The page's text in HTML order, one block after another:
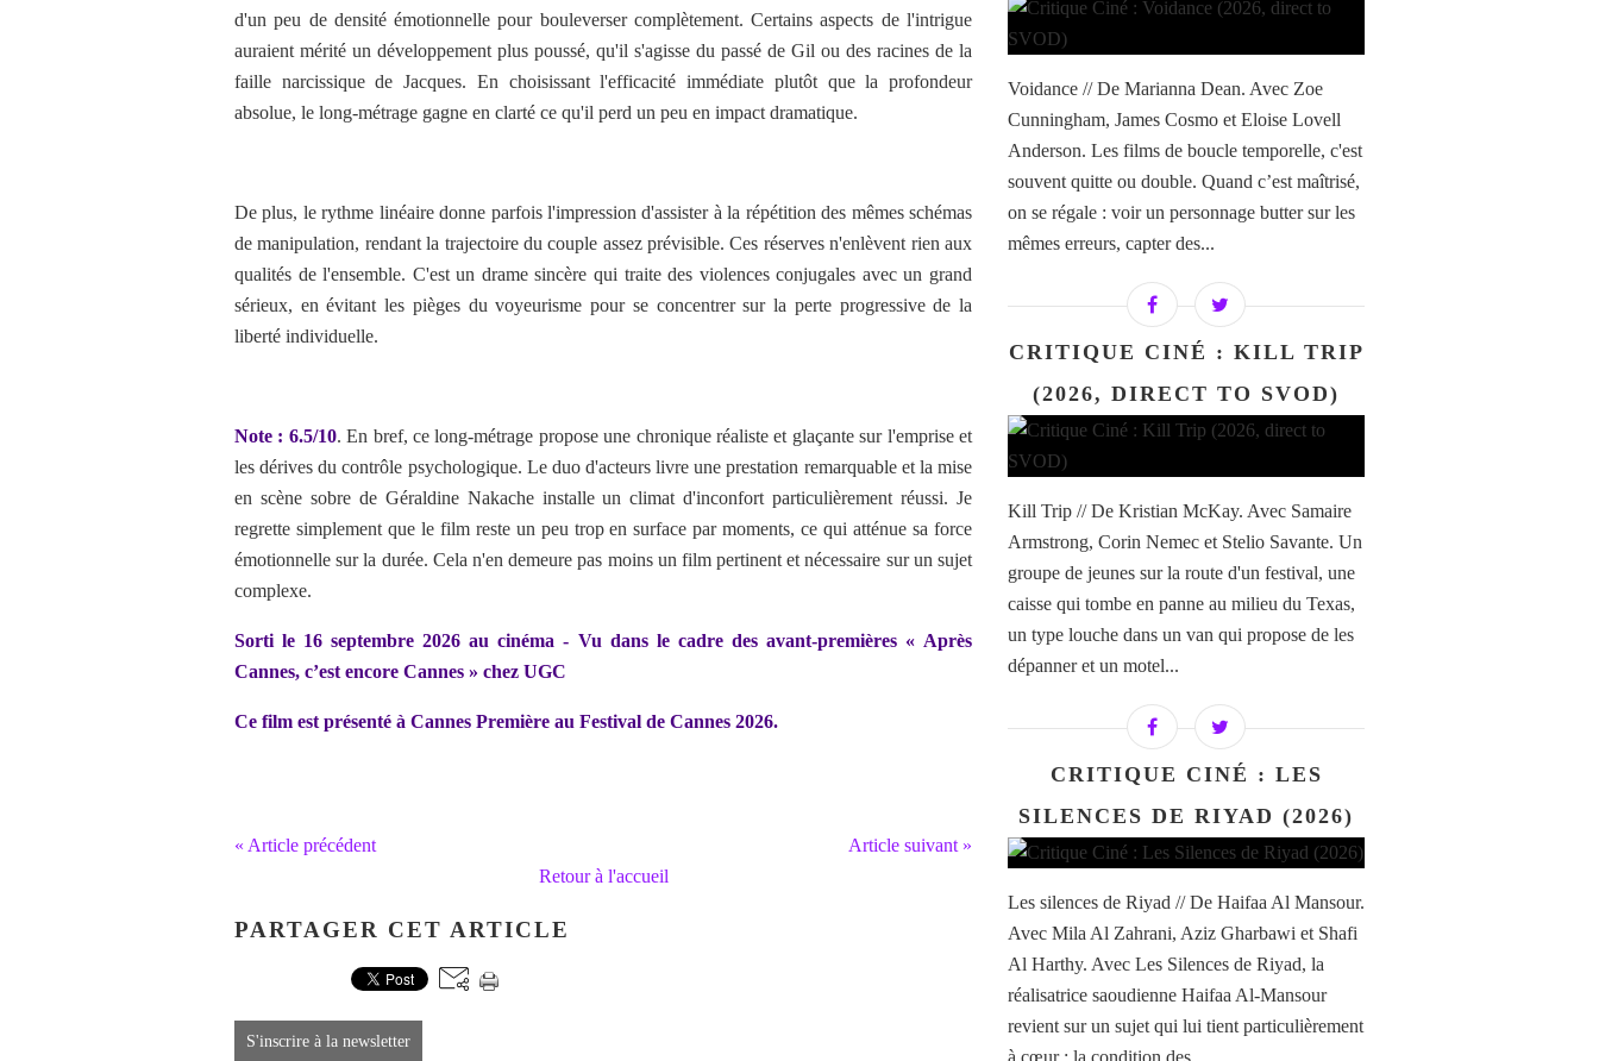
d'un peu de densité émotionnelle pour bouleverser complètement. Certains aspects de l'intrigue
auraient mérité un développement plus poussé, qu'il s'agisse du passé de Gil ou des racines de la
faille narcissique de Jacques. En choisissant l'efficacité immédiate plutôt que la profondeur
absolue, le long-métrage gagne en clarté ce qu'il perd un peu en impact dramatique.
De plus, le rythme linéaire donne parfois l'impression d'assister à la répétition des mêmes schémas
de manipulation, rendant la trajectoire du couple assez prévisible. Ces réserves n'enlèvent rien aux
qualités de l'ensemble. C'est un drame sincère qui traite des violences conjugales avec un grand
sérieux, en évitant les pièges du voyeurisme pour se concentrer sur la perte progressive de la
liberté individuelle.
Note : 6.5/10.En bref, ce long-métrage propose une chronique réaliste et glaçante sur l'emprise et
les dérives du contrôle psychologique. Le duo d'acteurs livre une prestation remarquable et la mise
en scène sobre de Géraldine Nakache installe un climat d'inconfort particulièrement réussi. Je
regrette simplement que le film reste un peu trop en surface par moments, ce qui atténue sa force
émotionnelle sur la durée. Cela n'en demeure pas moins un film pertinent et nécessaire sur un sujet
complexe.
Sorti le 16 septembre 2026 au cinéma - Vu dans le cadre des avant-premières « Après
Cannes, c’est encore Cannes » chez UGC
Ce film est présenté à Cannes Première au Festival de Cannes 2026.
« Article précédent
Article suivant »
Retour à l'accueil
PARTAGER CET ARTICLE
S'inscrire à la newsletter
Voidance // De Marianna Dean. Avec Zoe
Cunningham, James Cosmo et Eloise Lovell
Anderson. Les films de boucle temporelle, c'est
souvent quitte ou double. Quand c’est maîtrisé,
on se régale : voir un personnage butter sur les
mêmes erreurs, capter des...
CRITIQUE CINÉ : KILL TRIP
(2026, DIRECT TO SVOD)
Kill Trip // De Kristian McKay. Avec Samaire
Armstrong, Corin Nemec et Stelio Savante. Un
groupe de jeunes sur la route d'un festival, une
caisse qui tombe en panne au milieu du Texas,
un type louche dans un van qui propose de les
dépanner et un motel...
CRITIQUE CINÉ : LES
SILENCES DE RIYAD (2026)
Les silences de Riyad // De Haifaa Al Mansour.
Avec Mila Al Zahrani, Aziz Gharbawi et Shafi
Al Harthy. Avec Les Silences de Riyad, la
réalisatrice saoudienne Haifaa Al-Mansour
revient sur un sujet qui lui tient particulièrement
à cœur : la condition des...